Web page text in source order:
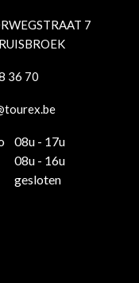
7
36 70
08u - 17u
08u - 16u
gesloten